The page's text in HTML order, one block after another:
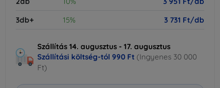
3db+
15% 3 731 Ft/db
Szállítás 14. augusztus - 17. augusztus
Szállítási költség-tól 990 Ft (Ingyenes 30 000
Ft)